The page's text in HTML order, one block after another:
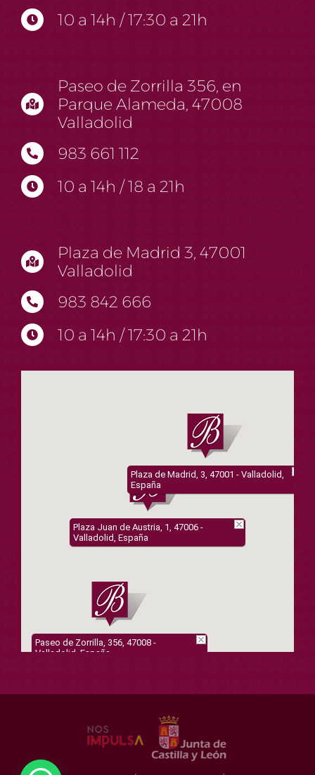
10 a 14h / 17:30 a 21h
Paseo de Zorrilla 356, en
Parque Alameda, 47008
Valladolid
983 661 112
10 a 14h / 18 a 21h
Plaza de Madrid 3, 47001
Valladolid
983 842 666
10 a 14h / 17:30 a 21h
Plaza Juan de Austria, 1, 47006 -
Valladolid, España
Paseo de Zorrilla, 356, 47008 -
Valladolid, España
Plaza de Madrid, 3, 47001 - Valladolid,
España